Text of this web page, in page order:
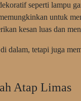
seperti lampu
untuk
kesan luas dan
dalam, tetapi juga
Atap Limas